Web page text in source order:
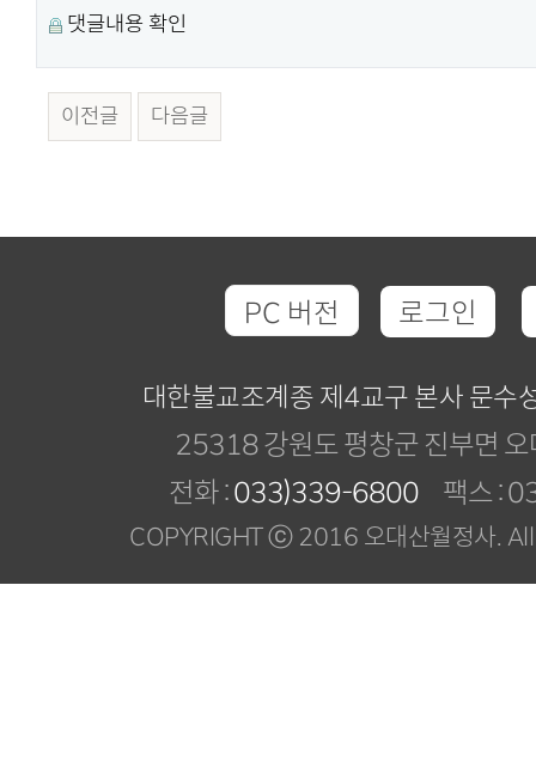
댓글내용 확인
이전글 다음글
PC 버전 로그인
대한불교조계종 제4교구 본사 문수
25318 강원도 평창군 진부면
전화 :033)339-6800 팩스 :
COPYRIGHT ⓒ 2016 오대산월정사.